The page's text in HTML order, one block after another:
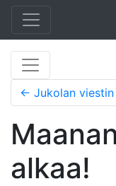
← Jukolan viestin hakeminen
alkaa!